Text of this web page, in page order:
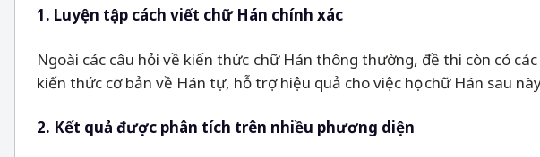
1. Luyện tập cách viết chữ Hán chính xác
Ngoài các câu hỏi về kiến thức chữ Hán thông thường, đề thi còn có
kiến thức cơ bản về Hán tự, hỗ trợ hiệu quả cho việc học chữ Hán sau
2. Kết quả được phân tích trên nhiều phương diện